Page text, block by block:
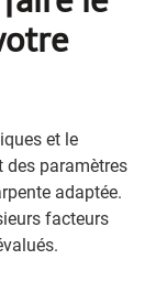
et le
paramètres
adaptée.
facteurs